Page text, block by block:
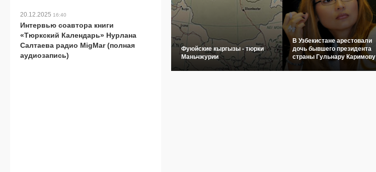
Фуюйские кыргызы - тюрки
Маньчжурии
В Узбекистане арестовали
дочь бывшего президента
страны Гульнару Каримову
20.12.2025 16:40
Интервью соавтора книги
«Тюркский Календарь» Нурлана
Салтаева радио MigMar (полная
аудиозапись)